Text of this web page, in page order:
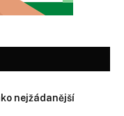
nejžádanější